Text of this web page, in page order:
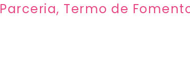
Parceria, Termo de